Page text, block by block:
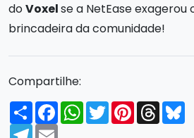
doVoxelse a NetEase exagerou
brincadeira da comunidade!
Compartilhe:
Compartilhar
FacebookWhatsApp
TwitterPinterest
Telegram
Email